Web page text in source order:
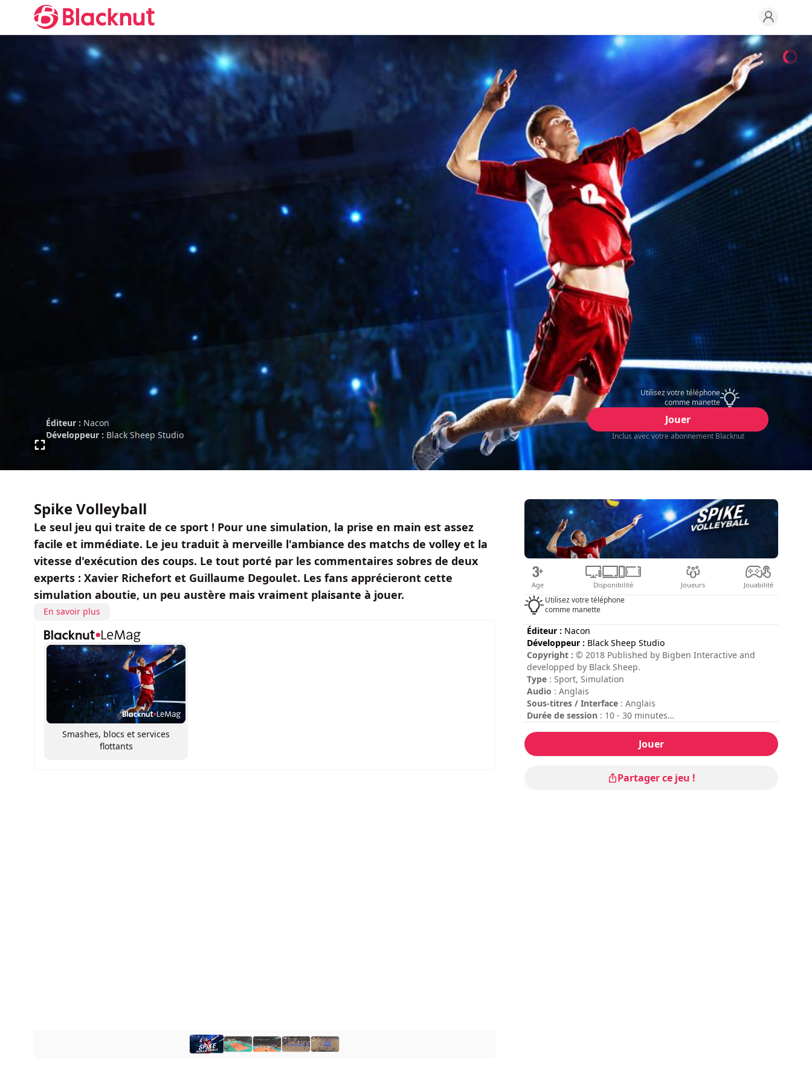
Éditeur : Nacon
Développeur : Black Sheep Studio
Utilisez votre téléphone
comme manette
Jouer
Inclus avec votre abonnement Blacknut
Spike Volleyball
Le seul jeu qui traite de ce sport ! Pour une simulation, la prise en main est assez
facile et immédiate. Le jeu traduit à merveille l'ambiance des matchs de volley et la
vitesse d'exécution des coups. Le tout porté par les commentaires sobres de deux
experts : Xavier Richefort et Guillaume Degoulet. Les fans apprécieront cette
simulation aboutie, un peu austère mais vraiment plaisante à jouer.
En savoir plus
Smashes, blocs et services
flottants
Age Disponibilité Joueurs Jouabilité
Utilisez votre téléphone
comme manette
Éditeur : Nacon
Développeur : Black Sheep Studio
Copyright : © 2018 Published by Bigben Interactive and
developped by Black Sheep.
Type : Sport, Simulation
Audio : Anglais
Sous-titres / Interface : Anglais
Durée de session : 10 - 30 minutes
Mode multijoueur
: Local, Compétition, 2 Joueurs
Le mode multijoueur online n'est pas disponible pour le
Jouer
Partager ce jeu !